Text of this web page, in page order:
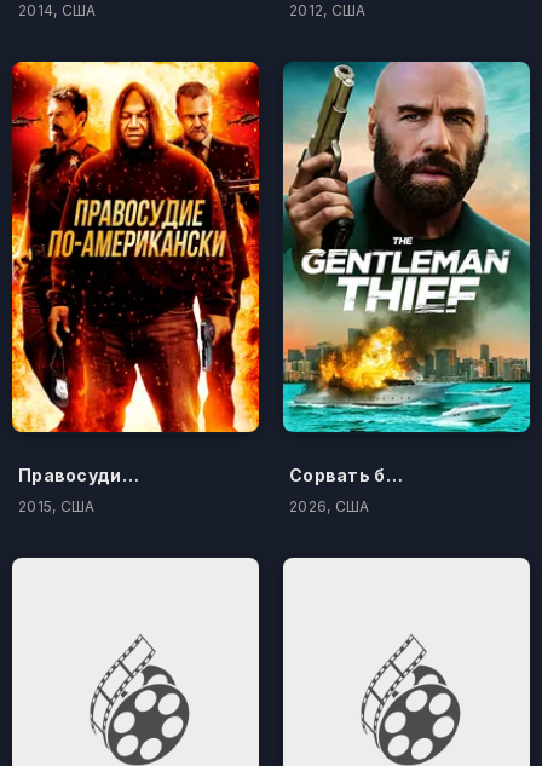
2014, США 2012, США
Правосудие по-американски
2015, США
Сорвать банк 3: Вор-джентльмен
2026, США